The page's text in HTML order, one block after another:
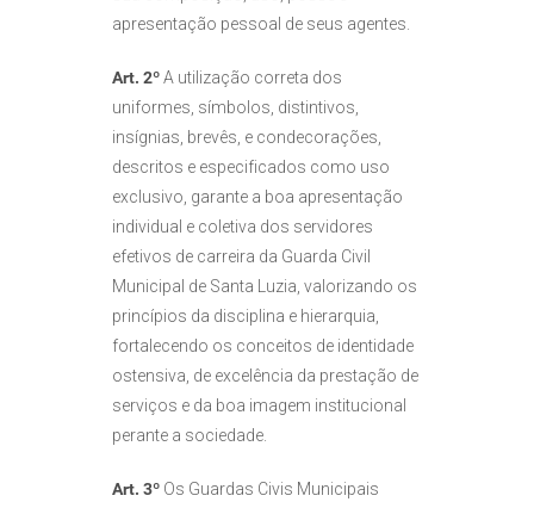
apresentação pessoal de seus agentes.
Art. 2ºA utilização correta dos
uniformes, símbolos, distintivos,
insígnias, brevês, e condecorações,
descritos e especificados como uso
exclusivo, garante a boa apresentação
individual e coletiva dos servidores
efetivos de carreira da Guarda Civil
Municipal de Santa Luzia, valorizando os
princípios da disciplina e hierarquia,
fortalecendo os conceitos de identidade
ostensiva, de excelência da prestação de
serviços e da boa imagem institucional
perante a sociedade.
Art. 3º Os Guardas Civis Municipais